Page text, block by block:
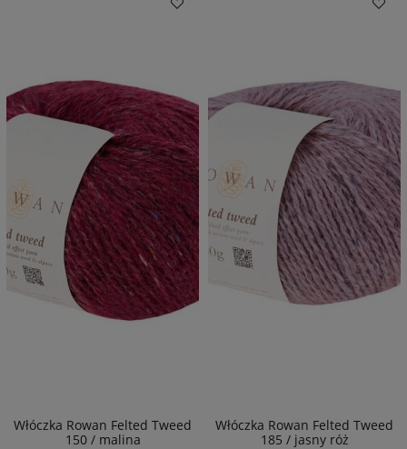
Włóczka Rowan Felted Tweed
150 / malina
Włóczka Rowan Felted Tweed
185 / jasny róż